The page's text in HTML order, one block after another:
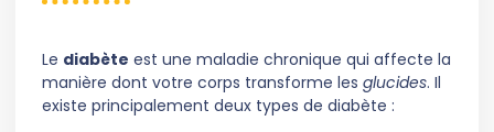
Le diabète est une maladie chronique qui affecte la
manière dont votre corps transforme les glucides. Il
existe principalement deux types de diabète :